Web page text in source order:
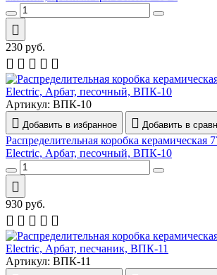
230 руб.
Артикул: ВПК-10
Добавить в избранное Добавить в
Распределительная коробка керамическая
Electric, Арбат, песочный, ВПК-10
930 руб.
Артикул: ВПК-11